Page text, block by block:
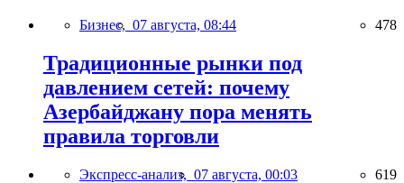
Бизнес, 07 августа, 08:44 478
Традиционные рынки под
давлением сетей: почему
Азербайджану пора менять
правила торговли
Экспресс-анализ, 07 августа, 00:03 619